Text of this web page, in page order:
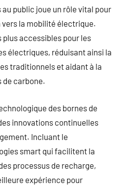
public joue un rôle vital pour
la mobilité électrique.
plus accessibles pour les
électriques, réduisant ainsi la
traditionnels et aidant à la
de carbone.
des bornes de
innovations continuelles
Incluant le
smart qui facilitent la
processus de recharge,
expérience pour